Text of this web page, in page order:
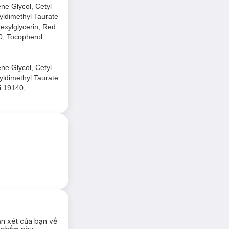
Glycol, Cetyl
Taurate
Red
Tocopherol.
Glycol, Cetyl
Taurate
xét của bạn về